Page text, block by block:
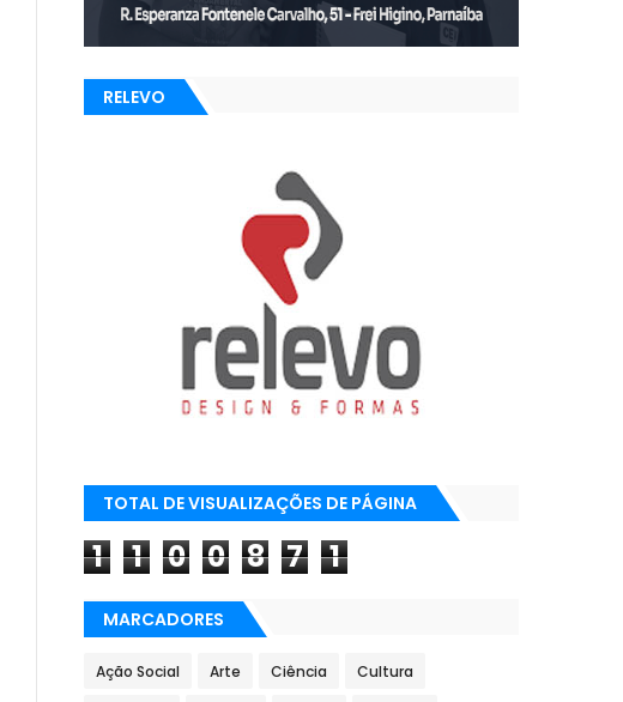
RELEVO
TOTAL DE VISUALIZAÇÕES DE PÁGINA
1 1 0 0 8 7 1
MARCADORES
Ação Social Arte Ciência Cultura